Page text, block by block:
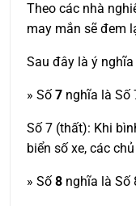
Theo các nhà
may mắn sẽ đem
Sau đây là ý
» Số 7 nghĩa là Số
Số 7 (thất): Khi
biển số xe, các
» Số 8 nghĩa là Số